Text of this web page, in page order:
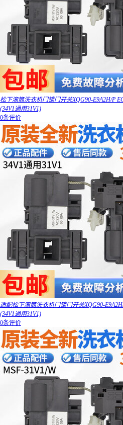
松下滚筒洗衣机门锁门开关XQG90-E9A2H/P
(34V1通用31V1)
0条评价
适配松下滚筒洗衣机门锁门开关XQG90-
(34V1通用31V1)
0条评价